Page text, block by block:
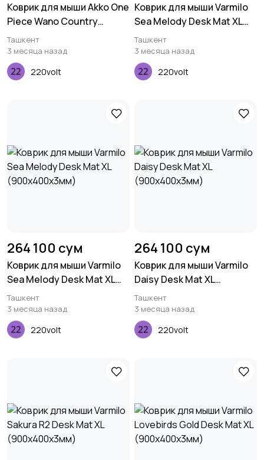
Коврик для мыши Akko One
Piece Wano Country
Deskmat
Ташкент
3 месяца назад
220volt
Коврик для мыши Varmilo
Sea Melody Desk Mat XL
(900х400х3мм)
Ташкент
3 месяца назад
220volt
264 100 сум
Коврик для мыши Varmilo
Sea Melody Desk Mat XL
(900х400х3мм)
Ташкент
3 месяца назад
220volt
264 100 сум
Коврик для мыши Varmilo
Daisy Desk Mat XL
(900х400х3мм)
Ташкент
3 месяца назад
220volt